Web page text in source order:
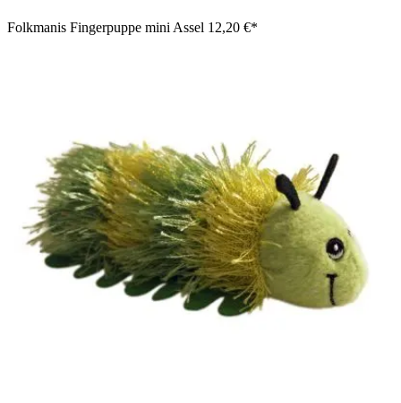
Folkmanis Fingerpuppe mini Assel 12,20 €*